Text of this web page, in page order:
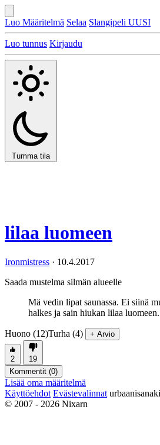
Luo Määritelmä Selaa Slangipeli UUSI
Luo tunnus Kirjaudu
Tumma tila
lilaa luomeen
Ironmistress · 10.4.2017
Saada mustelma silmän alueelle
Mä vedin lipat saunassa. Ei siinä
halkes ja sain hiukan lilaa luomeen.
Huono (12)Turha (4) + Arvio
2
19
Kommentit (0)
Lisää oma määritelmä
Käyttöehdot Evästevalinnat
© 2007 - 2026 Nixarn